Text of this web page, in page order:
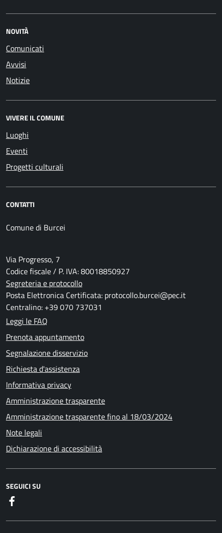
NOVITÀ
Comunicati
Avvisi
Notizie
VIVERE IL COMUNE
Luoghi
Eventi
Progetti culturali
CONTATTI
Comune di Burcei
Via Progresso, 7
Codice fiscale / P. IVA: 80018850927
Segreteria e protocollo
Posta Elettronica Certificata: protocollo.burcei@pec.it
Centralino: +39 070 737031
Leggi le FAQ
Prenota appuntamento
Segnalazione disservizio
Richiesta d'assistenza
Informativa privacy
Amministrazione trasparente
Amministrazione trasparente fino al 18/03/2024
Note legali
Dichiarazione di accessibilità
SEGUICI SU